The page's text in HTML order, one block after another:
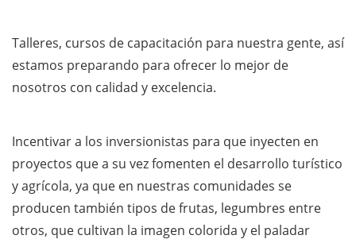
Talleres, cursos de capacitación para nuestra gente, así
estamos preparando para ofrecer lo mejor de
nosotros con calidad y excelencia.
Incentivar a los inversionistas para que inyecten en
proyectos que a su vez fomenten el desarrollo turístico
y agrícola, ya que en nuestras comunidades se
producen también tipos de frutas, legumbres entre
otros, que cultivan la imagen colorida y el paladar